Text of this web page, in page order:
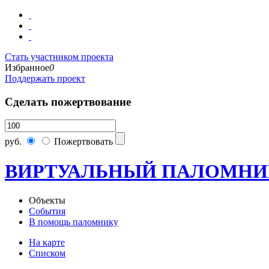
Стать участником проекта
Избранное0
Поддержать проект
Сделать пожертвование
руб. Пожертвовать
ВИРТУАЛЬНЫЙ
Объекты
События
В помощь паломнику
На карте
Списком